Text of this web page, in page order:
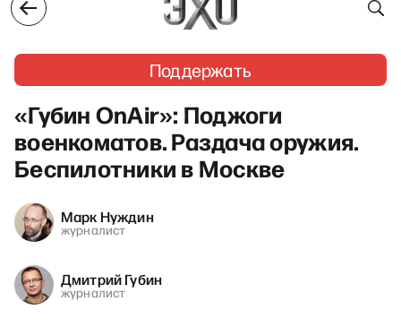
Поддержать
«Губин OnAir»: Поджоги
военкоматов. Раздача оружия.
Беспилотники в Москве
Марк Нуждин
журналист
Дмитрий Губин
журналист